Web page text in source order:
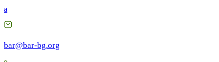
a
bar@bar-bg.org